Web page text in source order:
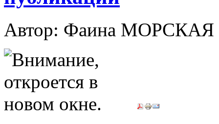
Автор: Фаина МОРСКАЯ